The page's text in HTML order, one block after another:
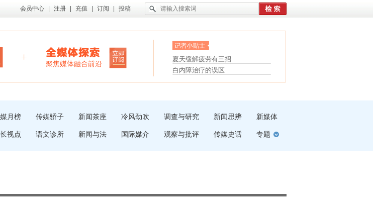
会员中心 注册 充值 订阅 投稿
“枝桠”“树桠”宜写成“枝...
夏天缓解疲劳有三招
护腰，摆脱六大坏习惯
受伤了冰敷还是热敷
白内障治疗的误区
月榜 传媒骄子 新闻茶座 冷风劲吹 调查与研究 新闻思辨 新媒体
视点 语文诊所 新闻与法 国际媒介 观察与批评 传媒史话 专题